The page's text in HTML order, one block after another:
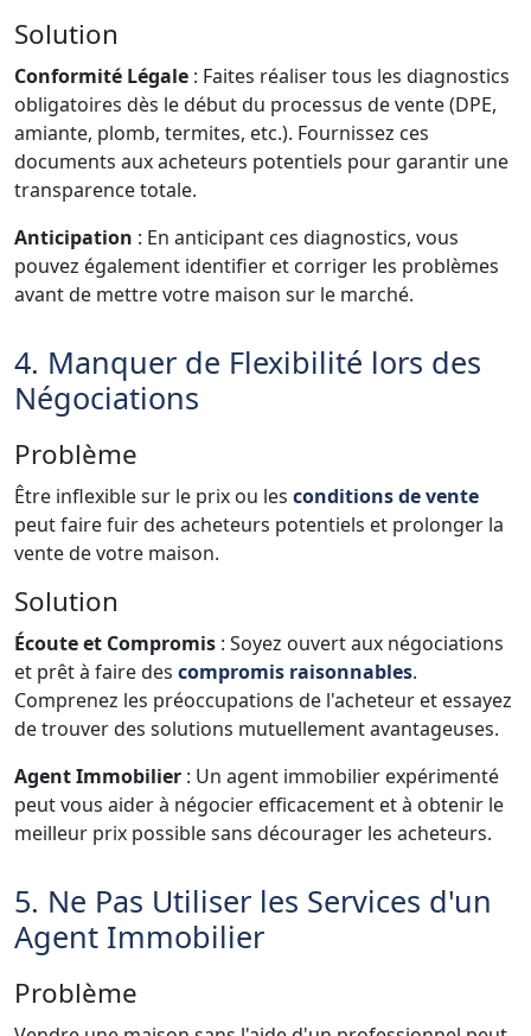
Solution
Conformité Légale : Faites réaliser tous les diagnostics
obligatoires dès le début du processus de vente (DPE,
amiante, plomb, termites, etc.). Fournissez ces
documents aux acheteurs potentiels pour garantir une
transparence totale.
Anticipation : En anticipant ces diagnostics, vous
pouvez également identifier et corriger les problèmes
avant de mettre votre maison sur le marché.
4. Manquer de Flexibilité lors des
Négociations
Problème
Être inflexible sur le prix ou les conditions de vente
peut faire fuir des acheteurs potentiels et prolonger la
vente de votre maison.
Solution
Écoute et Compromis : Soyez ouvert aux négociations
et prêt à faire des compromis raisonnables.
Comprenez les préoccupations de l'acheteur et essayez
de trouver des solutions mutuellement avantageuses.
Agent Immobilier : Un agent immobilier expérimenté
peut vous aider à négocier efficacement et à obtenir le
meilleur prix possible sans décourager les acheteurs.
5. Ne Pas Utiliser les Services d'un
Agent Immobilier
Problème